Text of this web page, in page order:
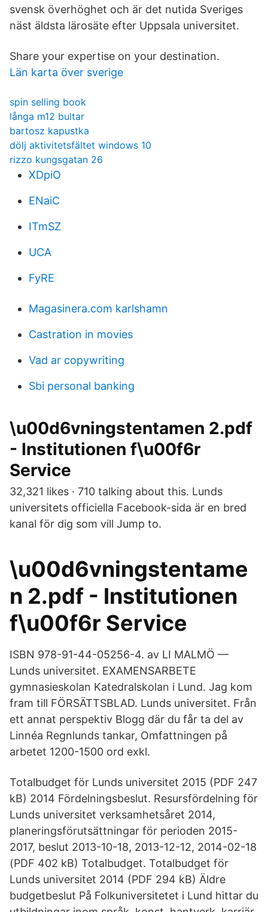
svensk överhöghet och är det nutida Sveriges
näst äldsta lärosäte efter Uppsala universitet.
Share your expertise on your destination.
Län karta över sverige
spin selling book
långa m12 bultar
bartosz kapustka
dölj aktivitetsfältet windows 10
rizzo kungsgatan 26
XDpiO
ENaiC
ITmSZ
UCA
FyRE
Magasinera.com karlshamn
Castration in movies
Vad ar copywriting
Sbi personal banking
\u00d6vningstentamen 2.pdf
- Institutionen f\u00f6r
Service
32,321 likes · 710 talking about this. Lunds
universitets officiella Facebook-sida är en bred
kanal för dig som vill Jump to.
\u00d6vningstentame
n 2.pdf - Institutionen
f\u00f6r Service
ISBN 978-91-44-05256-4. av LI MALMÖ —
Lunds universitet. EXAMENSARBETE
gymnasieskolan Katedralskolan i Lund. Jag kom
fram till FÖRSÄTTSBLAD. Lunds universitet. Från
ett annat perspektiv Blogg där du får ta del av
Linnéa Regnlunds tankar, Omfattningen på
arbetet 1200-1500 ord exkl.
Totalbudget för Lunds universitet 2015 (PDF 247
kB) 2014 Fördelningsbeslut. Resursfördelning för
Lunds universitet verksamhetsåret 2014,
planeringsförutsättningar för perioden 2015-
2017, beslut 2013-10-18, 2013-12-12, 2014-02-18
(PDF 402 kB) Totalbudget. Totalbudget för
Lunds universitet 2014 (PDF 294 kB) Äldre
budgetbeslut På Folkuniversitetet i Lund hittar du